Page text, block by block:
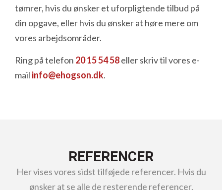
tømrer, hvis du ønsker et uforpligtende tilbud på
din opgave, eller hvis du ønsker at høre mere om
vores arbejdsområder.
Ring på telefon 20 15 54 58eller skriv til vores e-
mail info@ehogson.dk.
REFERENCER
Her vises vores sidst tilføjede referencer. Hvis du
ønsker at se alle de resterende referencer,